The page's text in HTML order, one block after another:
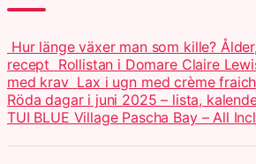
Hur länge växer man som kille?
recept Rollistan i Domare Claire
med krav Lax i ugn med crème
Röda dagar i juni 2025 – lista,
TUI BLUE Village Pascha Bay – All